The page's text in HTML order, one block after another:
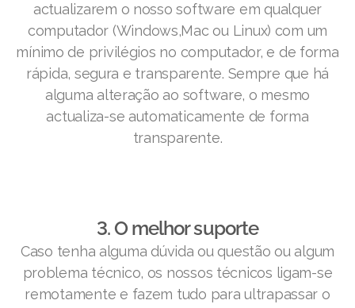
actualizarem o nosso software em qualquer
computador (Windows,Mac ou Linux) com um
mínimo de privilégios no computador, e de forma
rápida, segura e transparente. Sempre que há
alguma alteração ao software, o mesmo
actualiza-se automaticamente de forma
transparente.
3. O melhor suporte
Caso tenha alguma dúvida ou questão ou algum
problema técnico, os nossos técnicos ligam-se
remotamente e fazem tudo para ultrapassar o